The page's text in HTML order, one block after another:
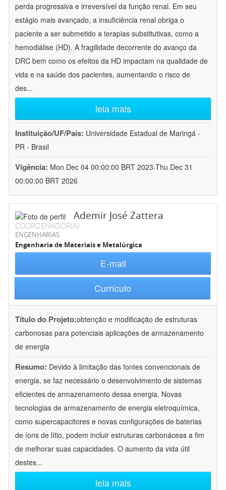
perda progressiva e irreversível da função renal. Em seu
estágio mais avançado, a insuficiência renal obriga o
paciente a ser submetido a terapias substitutivas, como a
hemodiálise (HD). A fragilidade decorrente do avanço da
DRC bem como os efeitos da HD impactam na qualidade de
vida e na saúde dos pacientes, aumentando o risco de
des...
leia mais
Instituição/UF/País: Universidade Estadual de Maringá -
PR - Brasil
Vigência: Mon Dec 04 00:00:00 BRT 2023-Thu Dec 31
00:00:00 BRT 2026
Ademir José Zattera
COORDENADOR(A)
ENGENHARIAS
Engenharia de Materiais e Metalúrgica
E-mail
Currículo
Título do Projeto:obtenção e modificação de estruturas
carbonosas para potenciais aplicações de armazenamento
de energia
Resumo: Devido à limitação das fontes convencionais de
energia, se faz necessário o desenvolvimento de sistemas
eficientes de armazenamento dessa energia. Novas
tecnologias de armazenamento de energia eletroquímica,
como supercapacitores e novas configurações de baterias
de íons de lítio, podem incluir estruturas carbonáceas a fim
de melhorar suas capacidades. O aumento da vida útil
destes...
leia mais